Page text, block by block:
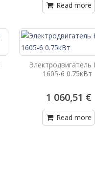
Read more
Электродвигатель
1605-6 0.75кВт
1 060,51 €
Read more